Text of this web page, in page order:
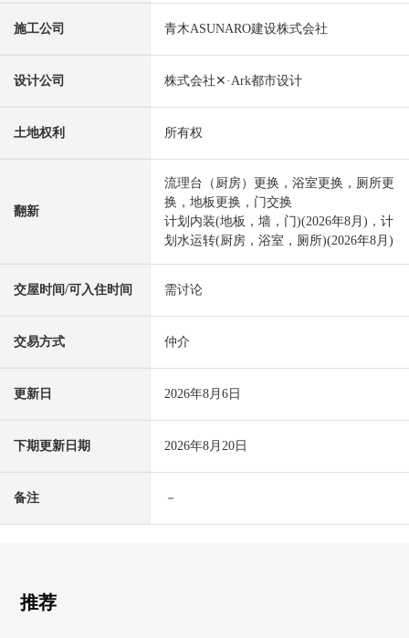
施工公司 青木ASUNARO建设株式会社
设计公司 株式会社✕·Ark都市设计
土地权利 所有权
翻新
流理台（厨房）更换，浴室更换，厕所更
换，地板更换，门交换
计划内装(地板，墙，门)(2026年8月)，计
划水运转(厨房，浴室，厕所)(2026年8月)
交屋时间/可入住时间 需讨论
交易方式 仲介
更新日 2026年8月6日
下期更新日期 2026年8月20日
备注 －
推荐